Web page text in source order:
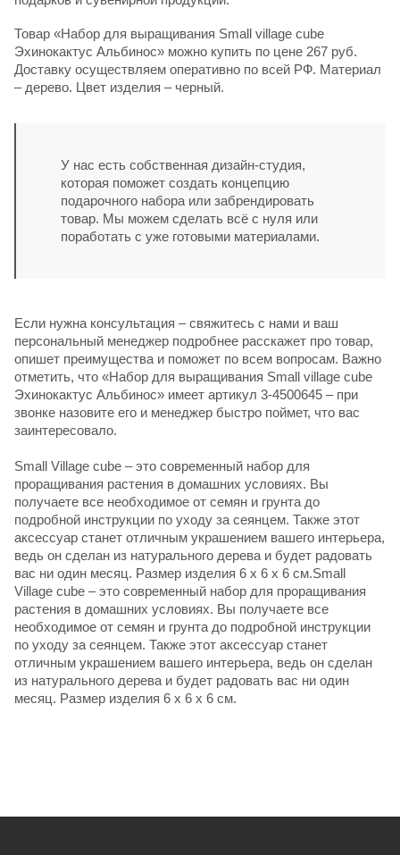
Товар «Набор для выращивания Small village cube
Эхинокактус Альбинос» можно купить по цене 267 руб.
Доставку осуществляем оперативно по всей РФ. Материал
– дерево. Цвет изделия – черный.
У нас есть собственная дизайн-студия,
которая поможет создать концепцию
подарочного набора или забрендировать
товар. Мы можем сделать всё с нуля или
поработать с уже готовыми материалами.
Если нужна консультация – свяжитесь с нами и ваш
персональный менеджер подробнее расскажет про товар,
опишет преимущества и поможет по всем вопросам. Важно
отметить, что «Набор для выращивания Small village cube
Эхинокактус Альбинос» имеет артикул 3-4500645 – при
звонке назовите его и менеджер быстро поймет, что вас
заинтересовало.
Small Village cube – это современный набор для
проращивания растения в домашних условиях. Вы
получаете все необходимое от семян и грунта до
подробной инструкции по уходу за сеянцем. Также этот
аксессуар станет отличным украшением вашего интерьера,
ведь он сделан из натурального дерева и будет радовать
вас ни один месяц. Размер изделия 6 х 6 х 6 см.Small
Village cube – это современный набор для проращивания
растения в домашних условиях. Вы получаете все
необходимое от семян и грунта до подробной инструкции
по уходу за сеянцем. Также этот аксессуар станет
отличным украшением вашего интерьера, ведь он сделан
из натурального дерева и будет радовать вас ни один
месяц. Размер изделия 6 х 6 х 6 см.